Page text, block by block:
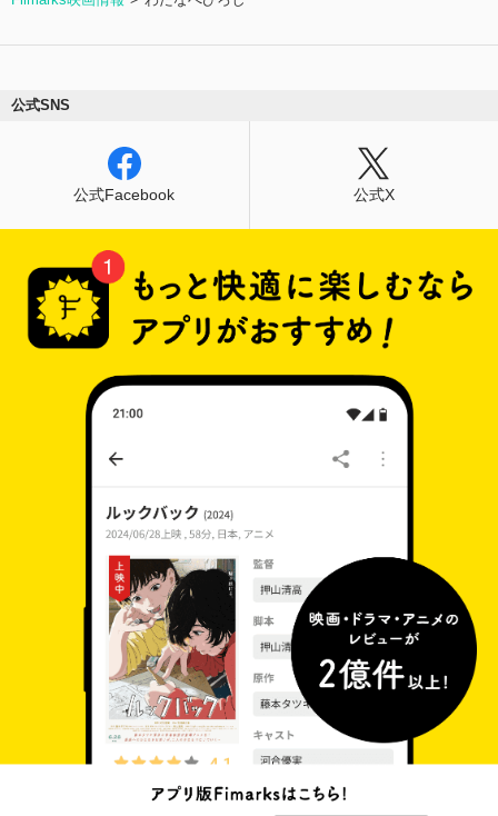
公式SNS
公式Facebook 公式X